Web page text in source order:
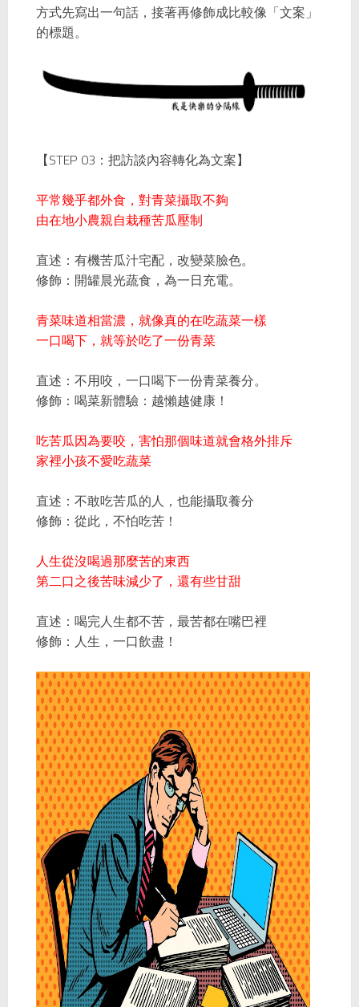
方式先寫出一句話，接著再修飾成比較像「文案」
的標題。
【 STEP 03 ：把訪談內容轉化為文案】
平常幾乎都外食，對青菜攝取不夠
由在地小農親自栽種苦瓜壓制
直述：有機苦瓜汁宅配，改變菜臉色。
修飾：開罐晨光蔬食，為一日充電。
青菜味道相當濃，就像真的在吃蔬菜一樣
一口喝下，就等於吃了一份青菜
直述：不用咬，一口喝下一份青菜養分。
修飾：喝菜新體驗：越懶越健康！
吃苦瓜因為要咬，害怕那個味道就會格外排斥
家裡小孩不愛吃蔬菜
直述：不敢吃苦瓜的人，也能攝取養分
修飾：從此，不怕吃苦！
人生從沒喝過那麼苦的東西
第二口之後苦味減少了，還有些甘甜
直述：喝完人生都不苦，最苦都在嘴巴裡
修飾：人生，一口飲盡！